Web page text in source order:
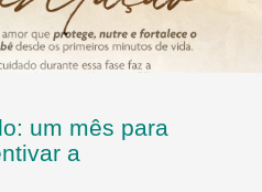
um mês para
a